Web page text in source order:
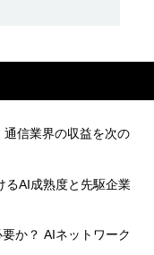
信業界の収益を次の
るAI成熟度と先駆企業
か？ AIネットワーク